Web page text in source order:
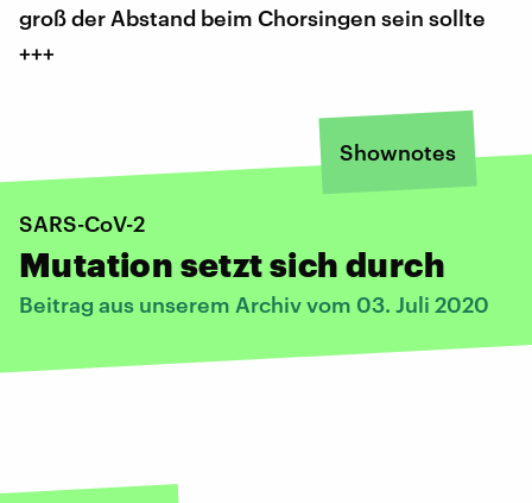
groß der Abstand beim Chorsingen sein sollte
+++
Shownotes
SARS-CoV-2
Mutation setzt sich durch
Beitrag aus unserem Archiv vom 03. Juli 2020